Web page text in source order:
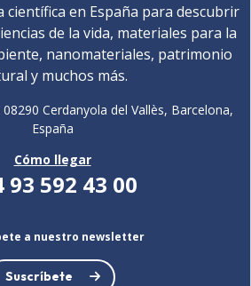
en España para descubrir
de la vida, materiales para la
nanomateriales, patrimonio
y muchos más.
Cerdanyola del Vallès, Barcelona,
España
Cómo llegar
93 592 43 00
a nuestro newsletter
Suscríbete